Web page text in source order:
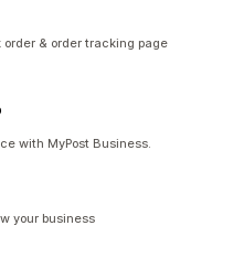
& order tracking page
with MyPost Business.
your business